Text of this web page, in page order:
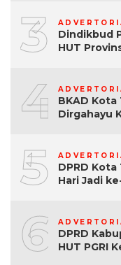
3
Dindikbud
HUT
4
BKAD
Dirgahayu
5
DPRD
Hari Jadi
6
DPRD
HUT PGRI